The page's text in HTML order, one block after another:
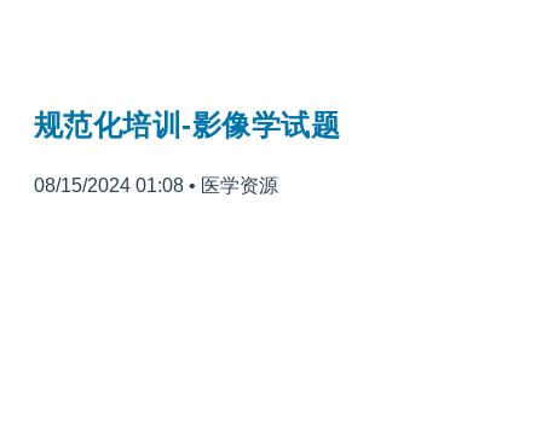
规范化培训-影像学试题
08/15/2024 01:08 • 医学资源